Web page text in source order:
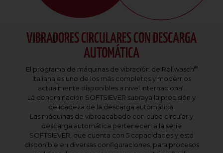
VIBRADORES CIRCULARES CON DESCARGA
AUTOMÁTICA
El programa de máquinas de vibración de Rollwasch®
Italiana es uno de los más completos y modernos
actualmente disponibles a nivel internacional.
La denominación SOFTSIEVER subraya la precisión y
delicadeza de la descarga automática.
Las máquinas de vibroacabado con cuba circular y
descarga automática pertenecen a la serie
SOFTSIEVER, que cuenta con 5 capacidades y está
disponible en diversas configuraciones, para procesos